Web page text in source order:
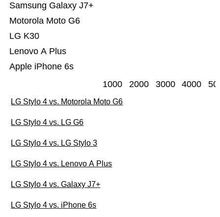
Apple iPhone 6s
Lenovo A Plus
LG K30
Motorola Moto G6
Samsung Galaxy J7+
1000 2000 3000 4000
LG Stylo 4 vs. Motorola Moto G6
LG Stylo 4 vs. LG G6
LG Stylo 4 vs. LG Stylo 3
LG Stylo 4 vs. Lenovo A Plus
LG Stylo 4 vs. Galaxy J7+
LG Stylo 4 vs. iPhone 6s